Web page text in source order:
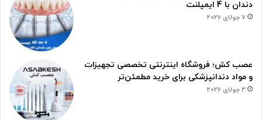
دندان با 4 ایمپلنت
7 جولای 2026
عصب کش؛ فروشگاه اینترنتی تخصصی تجهیزات
و مواد دندانپزشکی برای خرید مطمئن‌تر
3 جولای 2026